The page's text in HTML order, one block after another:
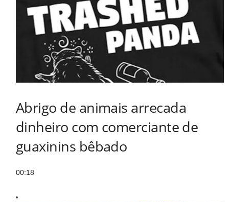
Abrigo de animais arrecada
dinheiro com comerciante de
guaxinins bêbado
00:18